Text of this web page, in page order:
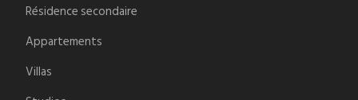
Résidence secondaire
Appartements
Villas